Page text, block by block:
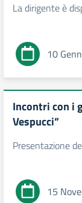
La dirigente è
10
Incontri con i
Vespucci”
Presentazione
15